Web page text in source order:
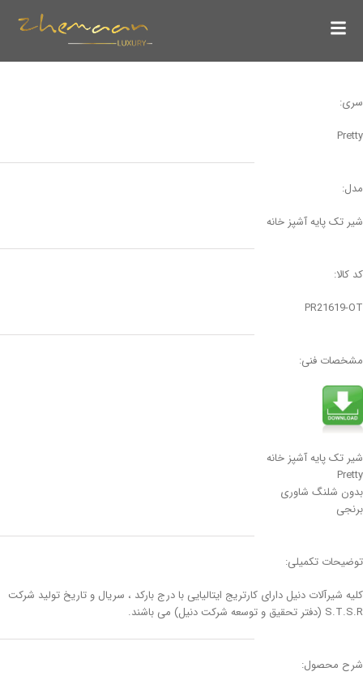
سری:
Pretty
مدل:
شیر تک پایه آشپز خانه
کد کالا:
PR21619-OT
مشخصات فنی:
شیر تک پایه آشپز خانه
Pretty
بدون شلنگ شاوری
برنجی
توضیحات تکمیلی:
کلیه شیرآلات دنیل دارای کارتریج ایتالیایی با درج بارکد ، سریال و تاریخ تولید شرکت
S.T.S.R (دفتر تحقیق و توسعه شرکت دنیل) می باشند.
شرح محصول: